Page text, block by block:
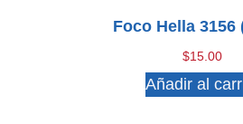
Foco Hella 3156
$15.00
Añadir al